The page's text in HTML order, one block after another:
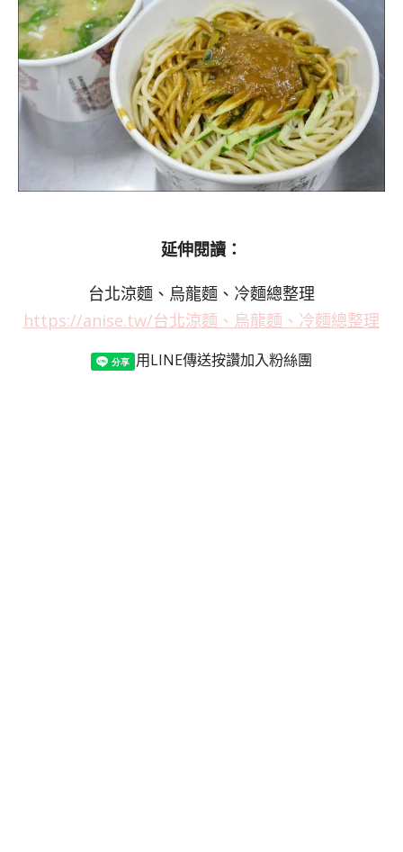
延伸閱讀：
台北涼麵、烏龍麵、冷麵總整理
https://anise.tw/台北涼麵、烏龍麵、冷麵總整理
用LINE傳送按讚加入粉絲團